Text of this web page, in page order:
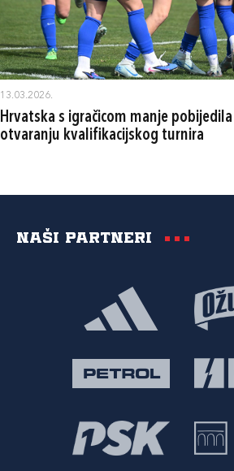
13.03.2026.
Hrvatska s igračicom manje
otvaranju kvalifikacijskog turnira
Naši partneri